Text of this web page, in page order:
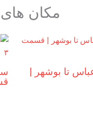
مکان های
تا بوشهر |‌